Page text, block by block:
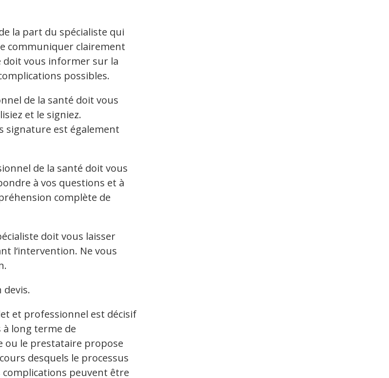
la part du spécialiste qui
communiquer clairement
doit vous informer sur la
possibles.
de la santé doit vous
et le signiez.
signature est également
de la santé doit vous
à vos questions et à
complète de
doit vous laisser
l‘intervention. Ne vous
devis.
et professionnel est décisif
à long terme de
ou le prestataire propose
desquels le processus
peuvent être